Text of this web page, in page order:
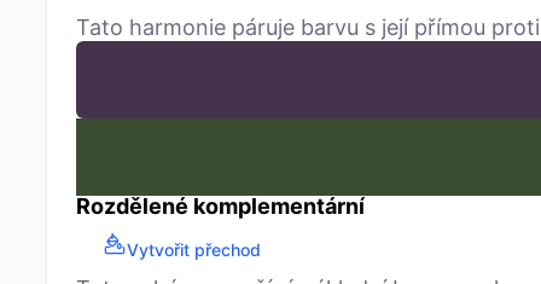
Tato harmonie páruje barvu s její přímou
Rozdělené komplementární
Vytvořit přechod